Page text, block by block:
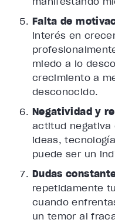
Falta de
interés en
miedo a lo
crecimiento a
desconocido.
Negatividad y
actitud negativa
ideas,
puede ser un
Dudas
repetidamente
cuando
un temor al